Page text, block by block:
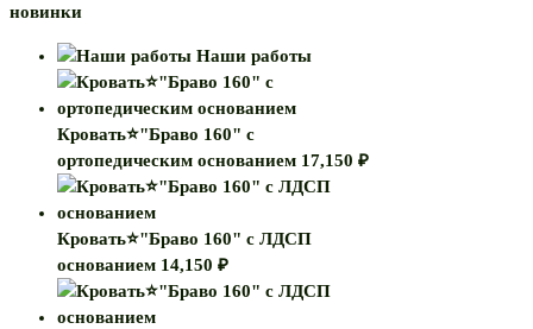
новинки
Наши работы
Кровать⭐"Браво 160" с
ортопедическим основанием 17,150 ₽
Кровать⭐"Браво 160" с ЛДСП
основанием 14,150 ₽